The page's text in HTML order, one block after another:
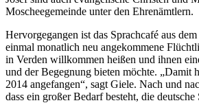
Moscheegemeinde unter den Ehrenämtlern.
Hervorgegangen ist das Sprachcafé aus
einmal monatlich neu angekommene
in Verden willkommen heißen und ihnen
und der Begegnung bieten möchte. „Damit
2014 angefangen“, sagt Giele. Nach und
dass ein großer Bedarf besteht, die deutsche